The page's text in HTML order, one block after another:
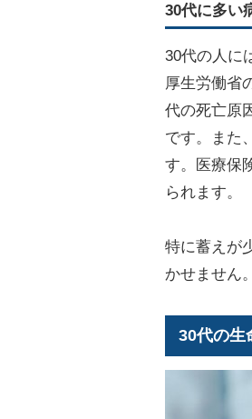
30代に多い
30代の人に
厚生労働省
代の死亡原
です。また
す。医療保
られます。
特に蓄えが
かせません
30代の生